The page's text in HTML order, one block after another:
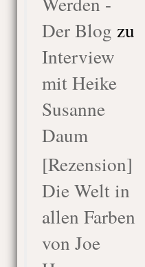
Der Blog zu
Interview
mit Heike
Susanne
Daum
[Rezension]
Die Welt in
allen Farben
von Joe